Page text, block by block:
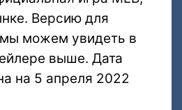
Версию для
можем увидеть в
выше. Дата
на 5 апреля 2022